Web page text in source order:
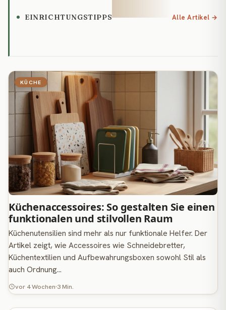
EINRICHTUNGSTIPPS Alle Artikel →
KÜCHE
Küchenaccessoires: So gestalten Sie einen
funktionalen und stilvollen Raum
Küchenutensilien sind mehr als nur funktionale Helfer. Der
Artikel zeigt, wie Accessoires wie Schneidebretter,
Küchentextilien und Aufbewahrungsboxen sowohl Stil als
auch Ordnung…
vor 4 Wochen 3 Min.